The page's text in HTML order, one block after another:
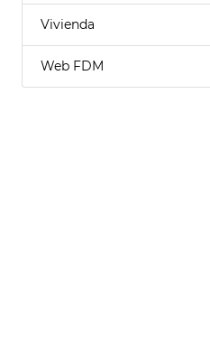
Vivienda
Web FDM